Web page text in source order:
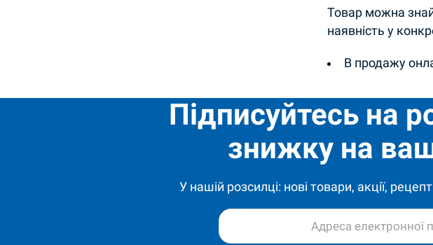
Товар можна
наявність у
В продажу
Підписуйтесь на
знижку на
У нашій розсилці: нові товари, акції,